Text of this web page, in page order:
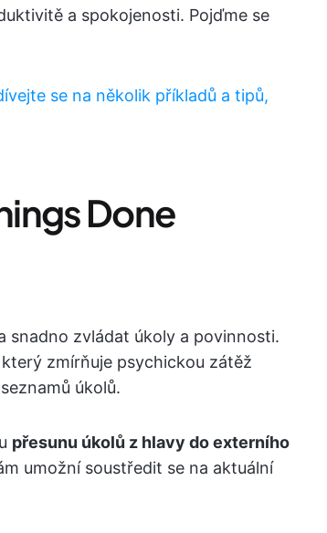
a spokojenosti. Pojďme se
se na několik příkladů a tipů,
Done
snadno zvládat úkoly a povinnosti.
zmírňuje psychickou zátěž
úkolů.
přesunu úkolů z hlavy do externího
umožní soustředit se na aktuální